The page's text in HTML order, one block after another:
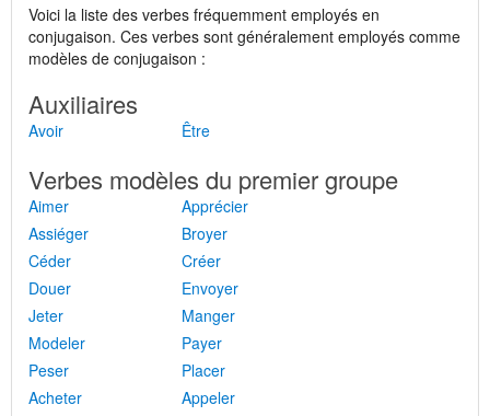
Voici la liste des verbes fréquemment employés en
conjugaison. Ces verbes sont généralement employés comme
modèles de conjugaison :
Auxiliaires
Avoir Être
Verbes modèles du premier groupe
Aimer
Apprécier
Assiéger
Broyer
Céder
Créer
Douer
Envoyer
Jeter
Manger
Modeler
Payer
Peser
Placer
Acheter
Appeler